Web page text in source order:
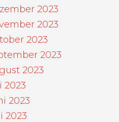
2023
2023
2023
2023
2023
2023
2023
2023